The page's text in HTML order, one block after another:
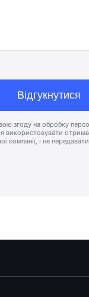
Відгукнутися
згоду на обробку
використовувати
компанії, і не